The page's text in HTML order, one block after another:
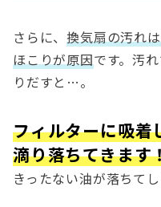
さらに、換気扇の汚れ
ほこりが原因です。汚
りだすと…。
フィルターに吸着
滴り落ちてきます
きったない油が落ちて